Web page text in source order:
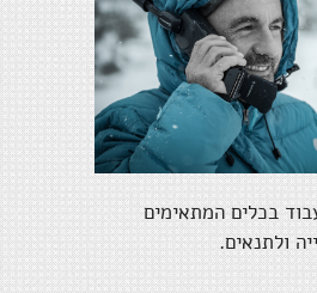
בכלים המתאימים
ולתנאים.